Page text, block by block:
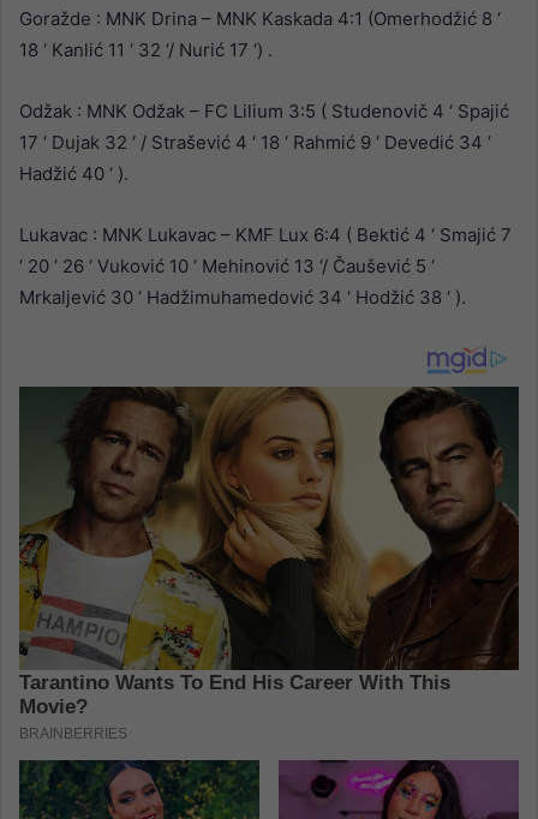
Goražde : MNK Drina – MNK Kaskada 4:1 (Omerhodžić 8 ‘
18 ‘ Kanlić 11 ‘ 32 ‘/ Nurić 17 ‘) .
Odžak : MNK Odžak – FC Lilium 3:5 ( Studenovič 4 ‘ Spajić
17 ‘ Dujak 32 ‘ / Strašević 4 ‘ 18 ‘ Rahmić 9 ‘ Devedić 34 ‘
Hadžić 40 ‘ ).
Lukavac : MNK Lukavac – KMF Lux 6:4 ( Bektić 4 ‘ Smajić 7
‘ 20 ‘ 26 ‘ Vuković 10 ‘ Mehinović 13 ‘/ Čaušević 5 ‘
Mrkaljević 30 ‘ Hadžimuhamedović 34 ‘ Hodžić 38 ‘ ).